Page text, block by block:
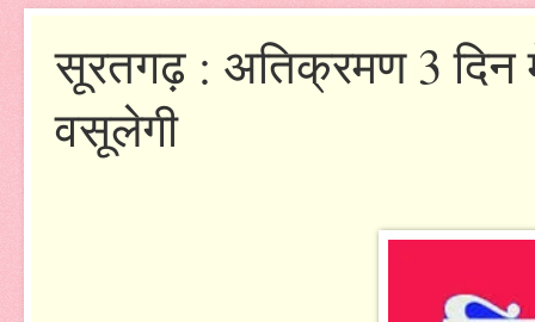
सूरतगढ़ : अतिक्रमण 3 दिन
वसूलेगी